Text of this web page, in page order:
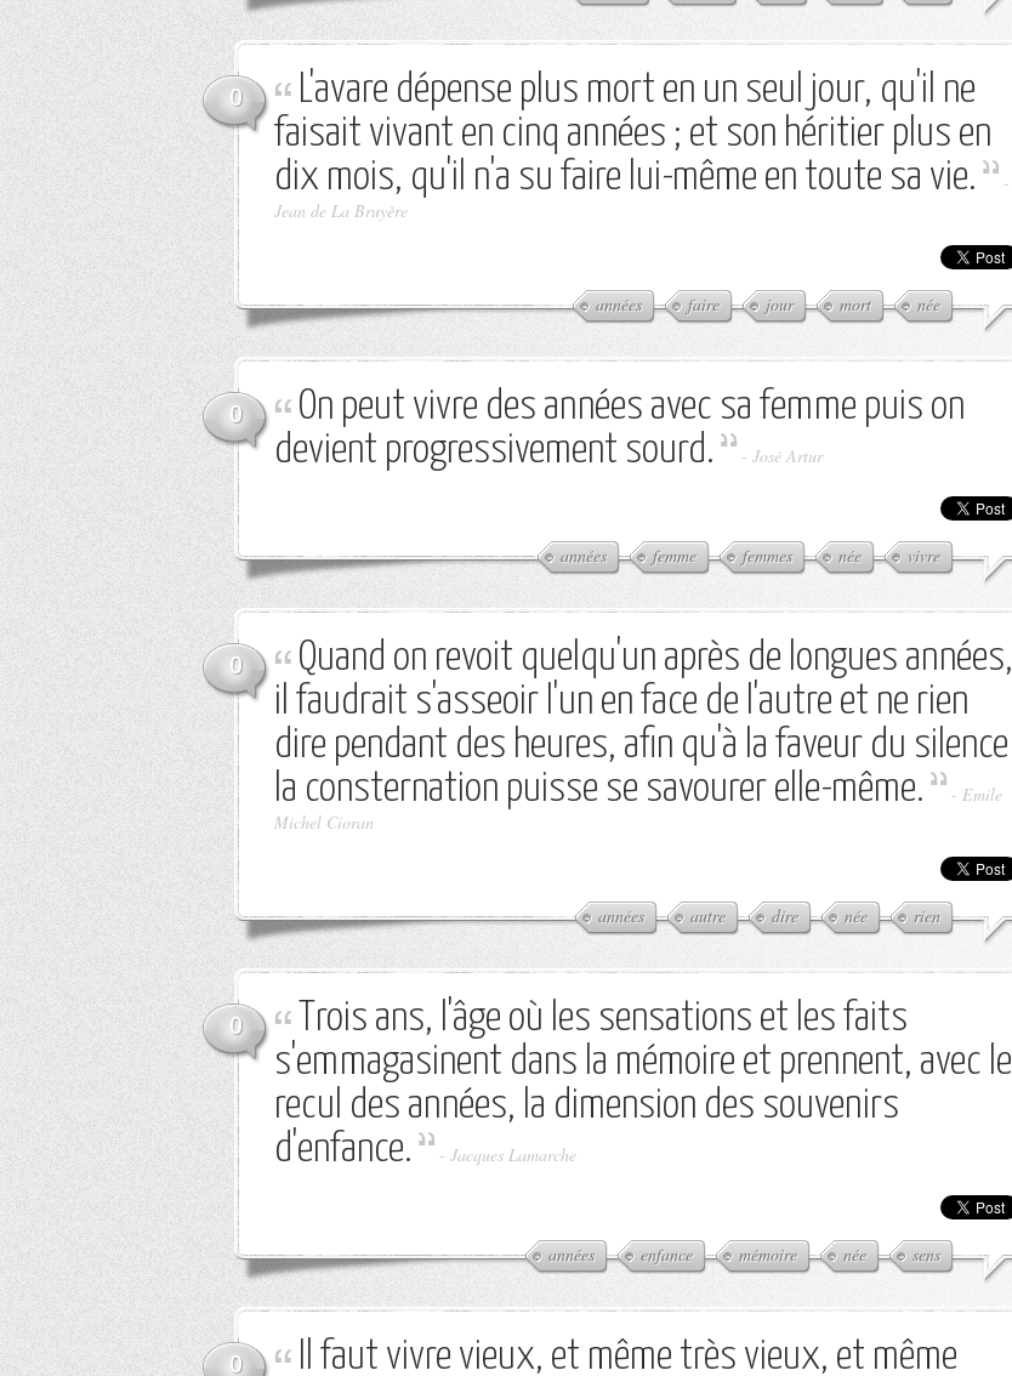
0
L'avare dépense plus mort en un seul jour, qu'il ne
faisait vivant en cinq années ; et son héritier plus en
dix mois, qu'il n'a su faire lui-même en toute sa vie.
-
Jean de La Bruyère
années faire jour mort née
0
On peut vivre des années avec sa femme puis on
devient progressivement sourd.
- José Artur
années femme femmes née vivre
0
Quand on revoit quelqu'un après de longues années,
il faudrait s'asseoir l'un en face de l'autre et ne rien
dire pendant des heures, afin qu'à la faveur du silence
la consternation puisse se savourer elle-même.
- Emile
Michel Cioran
années autre dire née rien
0
Trois ans, l'âge où les sensations et les faits
s'emmagasinent dans la mémoire et prennent, avec le
recul des années, la dimension des souvenirs
d'enfance.
- Jacques Lamarche
années enfance mémoire née sens
0 Il faut vivre vieux, et même très vieux, et même